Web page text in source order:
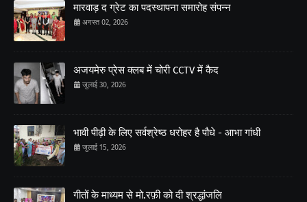
मारवाड़ द ग्रेट का पदस्थापना समारोह संपन्न
अगस्त 02, 2026
अजयमेरु प्रेस क्लब में चोरी CCTV में कैद
जुलाई 30, 2026
भावी पीढ़ी के लिए सर्वश्रेष्ठ धरोहर है पौधे - आभा गांधी
जुलाई 15, 2026
गीतों के माध्यम से मो.रफ़ी को दी श्रद्धांजलि